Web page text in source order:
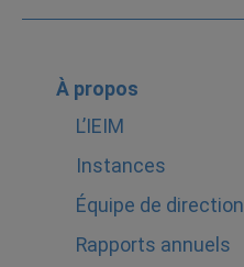
À propos
L’IEIM
Instances
Équipe de direction
Rapports annuels